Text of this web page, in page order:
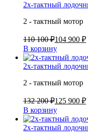
2х-тактный
2 - тактный мотор
110 100 ₽104 900 ₽
В корзину
2х-тактный
2 - тактный мотор
132 200 ₽125 900 ₽
В корзину
2х-тактный